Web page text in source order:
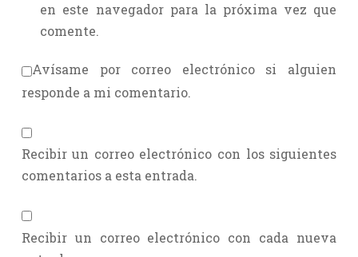
en este navegador para la próxima vez que
comente.
Avísame por correo electrónico si alguien
responde a mi comentario.
Recibir un correo electrónico con los siguientes
comentarios a esta entrada.
Recibir un correo electrónico con cada nueva